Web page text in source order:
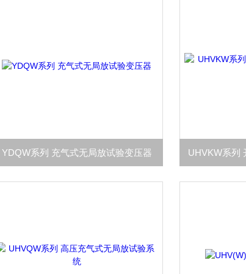
YDQW系列 充气式无局放试验变压器